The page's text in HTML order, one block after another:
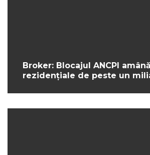
Broker: Blocajul ANCPI
rezidențiale de peste un